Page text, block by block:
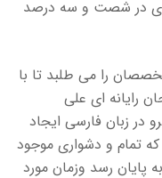
در شصت و سه درصد
را می طلبد تا با
رایانه ای علی
زبان فارسی ایجاد
تمام و دشواری موجود
پایان رسد وزمان مورد